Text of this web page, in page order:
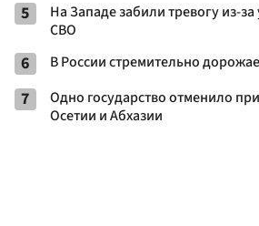
5
На Западе забили тревогу из-
СВО
6 В России стремительно
7
Одно государство отменило
Осетии и Абхазии